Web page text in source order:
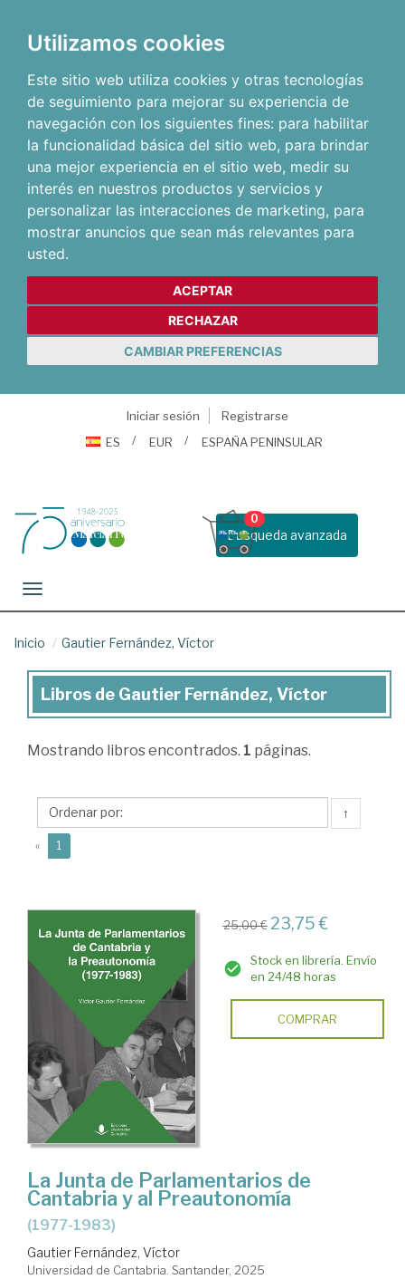
Utilizamos cookies
Este sitio web utiliza cookies y otras tecnologías
de seguimiento para mejorar su experiencia de
navegación con los siguientes fines: para habilitar
la funcionalidad básica del sitio web, para brindar
una mejor experiencia en el sitio web, medir su
interés en nuestros productos y servicios y
personalizar las interacciones de marketing, para
mostrar anuncios que sean más relevantes para
usted.
ACEPTAR
RECHAZAR
CAMBIAR PREFERENCIAS
Iniciar sesión
Registrarse
ES
EUR ESPAÑA PENINSULAR
Busqueda avanzada
0
Toggle navigation
Inicio Gautier Fernández, Víctor
Libros
Gautier
Víctor
Libros de Gautier Fernández, Víctor
Mostrando libros encontrados. 1 páginas.
↑
« 1
25,00 € 23,75 €
Stock en librería. Envío
en 24/48 horas
COMPRAR
La Junta de Parlamentarios de
Cantabria y al Preautonomía
(1977-1983)
Gautier Fernández, Víctor
Universidad de Cantabria. Santander, 2025